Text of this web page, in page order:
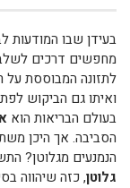
בעידן שבו המודעות
מחפשים דרכים
לתזונה המבוססת על
ואיתו גם הביקוש
בעולם הבריאות הוא
הסביבה. אך היכן
הנמנעים מגלוטן?
גלוטן, כזה שיהווה